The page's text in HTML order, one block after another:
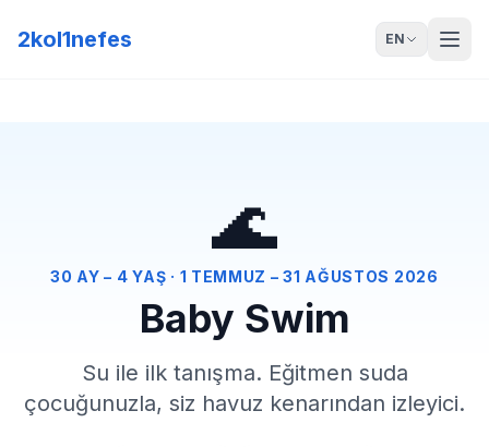
2kol1nefes EN
🌊
30 AY – 4 YAŞ · 1 TEMMUZ – 31 AĞUSTOS 2026
Baby Swim
Su ile ilk tanışma. Eğitmen suda
çocuğunuzla, siz havuz kenarından izleyici.